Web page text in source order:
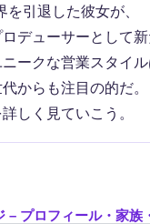
引退した彼女が、
デューサーとして
ークな営業スタイ
からも注目の的だ。
しく見ていこう。
– プロフィール・家族